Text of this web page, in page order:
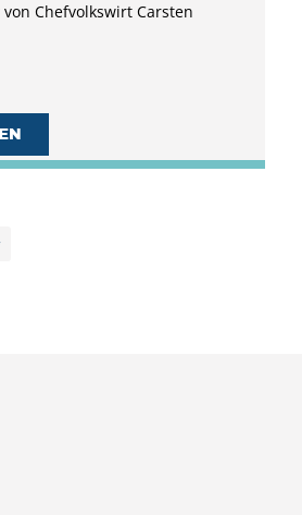
Chefvolkswirt Carsten